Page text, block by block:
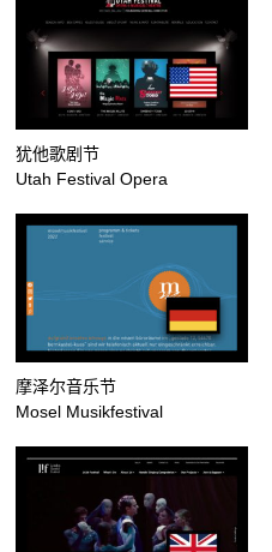
犹他歌剧节
Utah Festival Opera
摩泽尔音乐节
Mosel Musikfestival